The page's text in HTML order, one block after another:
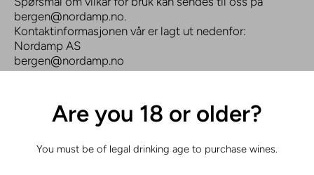
bergen@nordamp.no.
Kontaktinformasjonen vår er lagt ut nedenfor:
Nordamp AS
bergen@nordamp.no
Liamyrane 5
817187242MVA
HURTIGLENK
Are you 18 or older?
You must be of legal drinking age to purchase wines.